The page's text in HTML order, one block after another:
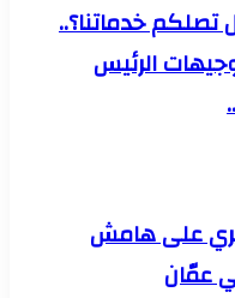
تصلكم خدماتنا؟..
الرئيس
على هامش
عمّان